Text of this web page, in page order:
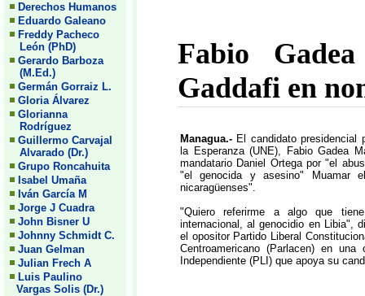
Derechos Humanos
Eduardo Galeano
Freddy Pacheco
León (PhD)
Gerardo Barboza
(M.Ed.)
Germán Gorraiz L.
Gloria Álvarez
Glorianna
Rodríguez
Guillermo Carvajal
Alvarado (Dr.)
Grupo Roncahuita
Isabel Umaña
Iván García M
Jorge J Cuadra
John Bisner U
Johnny Schmidt C.
Juan Gelman
Julian Frech A
Luis Paulino
Vargas Solis (Dr.)
Fabio
Gaddafi en
Managua.- El candidato presidencial
la Esperanza (UNE), Fabio Gadea
mandatario Daniel Ortega por "el
"el genocida y asesino" Muamar
nicaragüenses".
"Quiero referirme a algo que
internacional, al genocidio en Libia",
el opositor Partido Liberal
Centroamericano (Parlacen) en
Independiente (PLI) que apoya su